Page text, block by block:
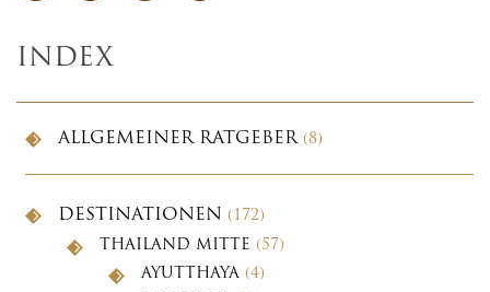
INDEX
ALLGEMEINER RATGEBER(8)
DESTINATIONEN (172)
THAILAND MITTE (57)
AYUTTHAYA (4)